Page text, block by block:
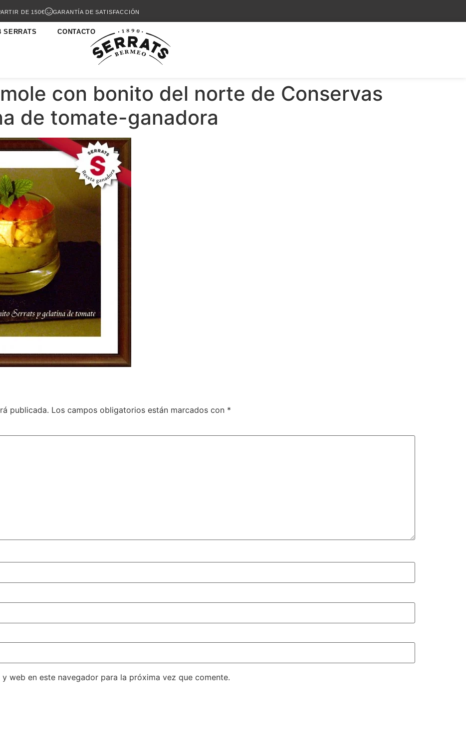
DE 150€ GARANTÍA DE SATISFACCIÓN
SERRATS CONTACTO
con bonito del norte de Conservas
de tomate-ganadora
publicada. Los campos obligatorios están marcados con *
web en este navegador para la próxima vez que comente.